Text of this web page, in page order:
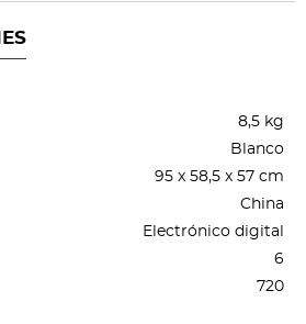
8,5 kg
Blanco
95 x 58,5 x 57 cm
China
Electrónico digital
6
720